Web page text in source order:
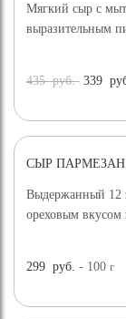
Мягкий сыр с
выразительным
435руб. 339
ХИТ ПРОДАЖ
СЫР ПАРМЕЗАН
Выдержанный 12
ореховым вкусом
299 руб. - 100г